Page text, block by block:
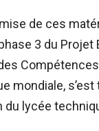
de ces
3 du Projet
Compétences
mondiale,
du lycée